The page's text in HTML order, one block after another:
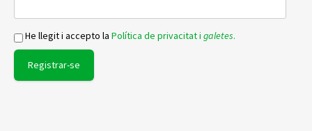
He llegit i accepto la Política de privacitat i galetes.